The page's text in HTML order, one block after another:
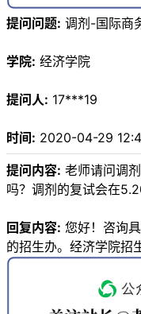
提问问题: 调剂-国际商
学院: 经济学院
提问人: 17***19
时间: 2020-04-29
提问内容: 老师请问调
吗？调剂的复试会在
回复内容: 您好！咨询
的招生办。经济学院